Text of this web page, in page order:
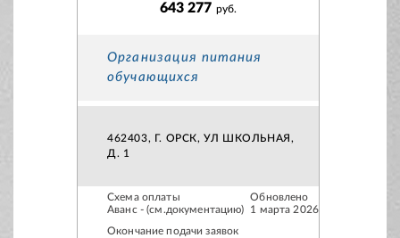
643 277 руб.
Организация питания
обучающихся
462403, Г. ОРСК, УЛ ШКОЛЬНАЯ,
Д. 1
Схема оплаты
Аванс - (см.документацию)
Обновлено
1 марта 2026
Окончание подачи заявок